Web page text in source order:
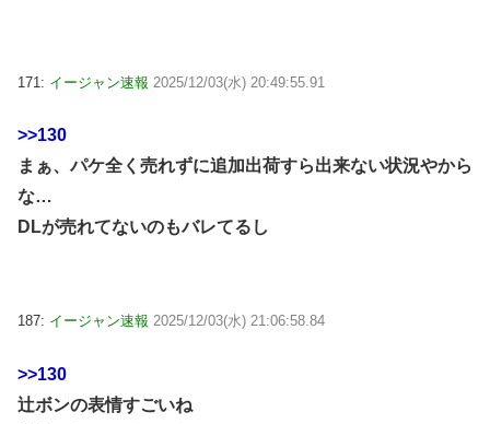
171: イージャン速報 2025/12/03(水) 20:49:55.91
>>130
まぁ、パケ全く売れずに追加出荷すら出来ない状況やから
な…
DLが売れてないのもバレてるし
187: イージャン速報 2025/12/03(水) 21:06:58.84
>>130
辻ボンの表情すごいね